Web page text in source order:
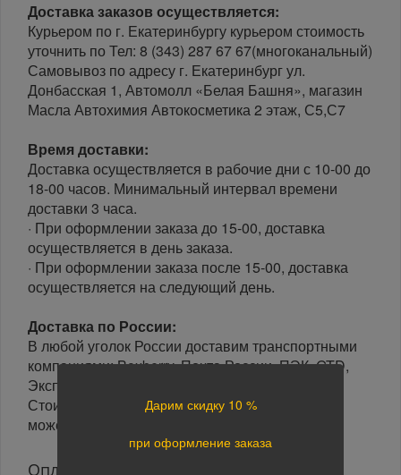
Доставка заказов осуществляется:
Курьером по г. Екатеринбургу курьером стоимость
уточнить по Тел: 8 (343) 287 67 67(многоканальный)
Самовывоз по адресу г. Екатеринбург ул.
Донбасская 1, Автомолл «Белая Башня», магазин
Масла Автохимия Автокосметика 2 этаж, С5,С7
Время доставки:
Доставка осуществляется в рабочие дни с 10-00 до
18-00 часов. Минимальный интервал времени
доставки 3 часа.
· При оформлении заказа до 15-00, доставка
осуществляется в день заказа.
· При оформлении заказа после 15-00, доставка
осуществляется на следующий день.
Доставка по России:
В любой уголок России доставим транспортными
компаниями: Boxberry, Почта России, ПЭК, GTD,
Экспресс Авто, Луч, Яндекс.Доставка.
Стоимость доставки в разные регионы России
может отличаться.
Оплата
Дарим скидку 10 %
при оформление заказа